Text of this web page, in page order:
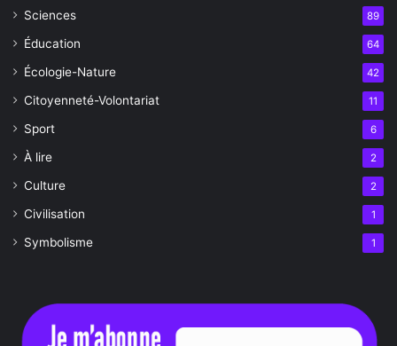
Sciences 89
Éducation 64
Écologie-Nature 42
Citoyenneté-Volontariat 11
Sport 6
À lire 2
Culture 2
Civilisation 1
Symbolisme 1